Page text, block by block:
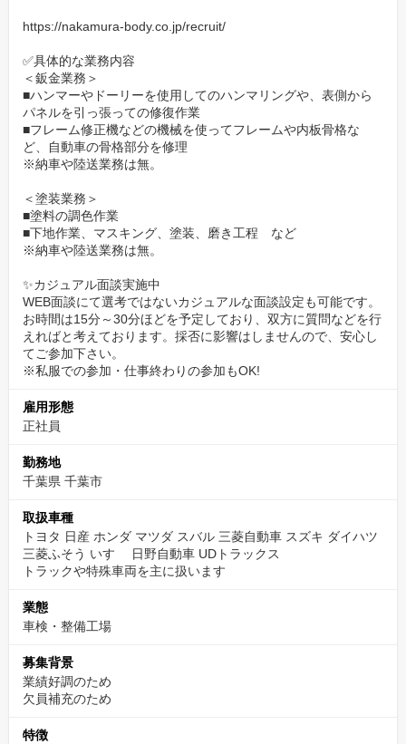
https://nakamura-body.co.jp/recruit/
✅具体的な業務内容
＜鈑金業務＞
■ハンマーやドーリーを使用してのハンマリングや、表側から
パネルを引っ張っての修復作業
■フレーム修正機などの機械を使ってフレームや内板骨格な
ど、自動車の骨格部分を修理
※納車や陸送業務は無。
＜塗装業務＞
■塗料の調色作業
■下地作業、マスキング、塗装、磨き工程 など
※納車や陸送業務は無。
✨カジュアル面談実施中
WEB面談にて選考ではないカジュアルな面談設定も可能です。
お時間は15分～30分ほどを予定しており、双方に質問などを行
えればと考えております。採否に影響はしませんので、安心し
てご参加下さい。
※私服での参加・仕事終わりの参加もOK!
雇用形態
正社員
勤務地
千葉県 千葉市
取扱車種
トヨタ 日産 ホンダ マツダ スバル 三菱自動車 スズキ ダイハツ
三菱ふそう いすゞ 日野自動車 UDトラックス
トラックや特殊車両を主に扱います
業態
車検・整備工場
募集背景
業績好調のため
欠員補充のため
特徴